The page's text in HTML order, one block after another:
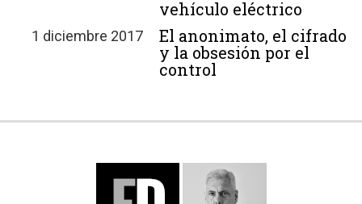
vehículo eléctrico
1 diciembre 2017
El anonimato, el cifrado
y la obsesión por el
control